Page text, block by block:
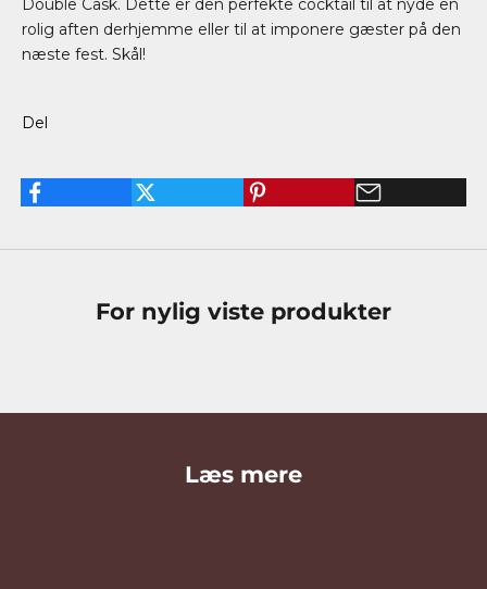
Double Cask. Dette er den perfekte cocktail til at nyde en
rolig aften derhjemme eller til at imponere gæster på den
næste fest. Skål!
Del
For nylig viste produkter
Læs mere